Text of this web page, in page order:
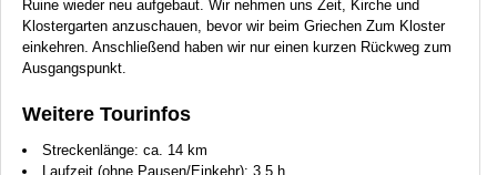
Ruine wieder neu aufgebaut. Wir nehmen uns Zeit, Kirche und
Klostergarten anzuschauen, bevor wir beim Griechen Zum Kloster
einkehren. Anschließend haben wir nur einen kurzen Rückweg zum
Ausgangspunkt.
Weitere Tourinfos
Streckenlänge: ca. 14 km
Laufzeit (ohne Pausen/Einkehr): 3.5 h